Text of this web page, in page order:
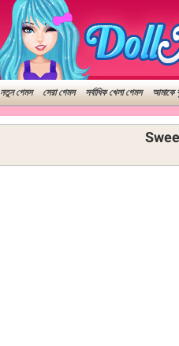
নতুন গেমস সেরা গেমস সর্বাধিক খেলা গেমস আমাকে